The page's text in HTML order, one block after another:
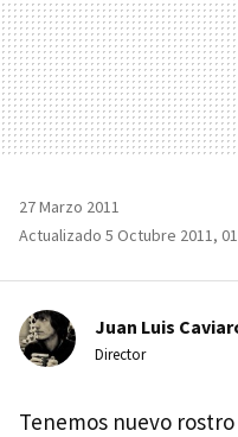
27 Marzo 2011
Actualizado 5 Octubre 2011,
Juan Luis
Director
Tenemos nuevo